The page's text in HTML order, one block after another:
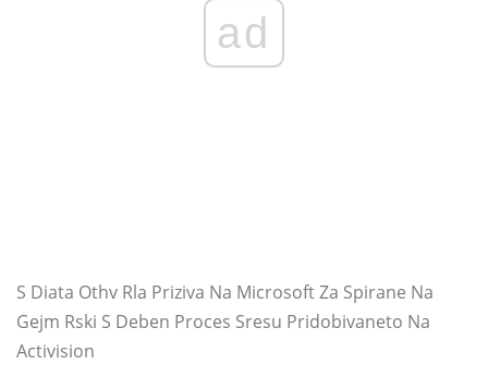
ad
S Diata Othv Rla Priziva Na Microsoft Za Spirane Na
Gejm Rski S Deben Proces Sresu Pridobivaneto Na
Activision